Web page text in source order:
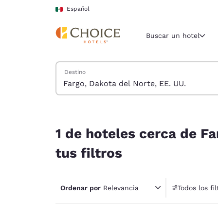
Pasar A Contenido Principal
Español
Región y
México
América
América
Buscar un hotel
Buscar hoteles
Destino
1 de hoteles cerca de
tus filtros
Ordenar por Relevancia Todos los
1